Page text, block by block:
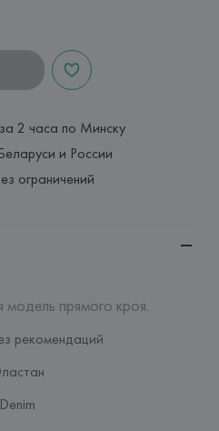
2 часа по Минску
и России
ограничений
модель прямого кроя.
рекомендаций